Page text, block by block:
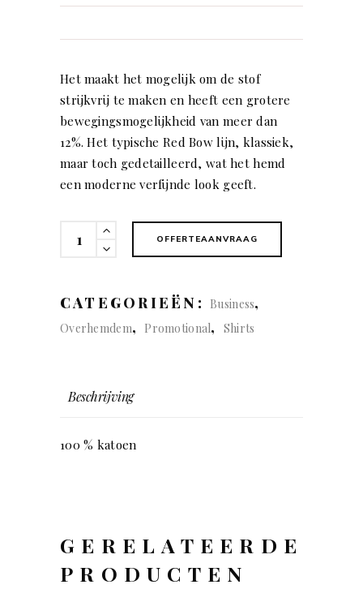
Het maakt het mogelijk om de stof
strijkvrij te maken en heeft een grotere
bewegingsmogelijkheid van meer dan
12%. Het typische Red Bow lijn, klassiek,
maar toch gedetailleerd, wat het hemd
een moderne verfijnde look geeft.
(man)
OFFERTEAANVRAAG
CATEGORIEËN: Business,
Overhemdem, Promotional, Shirts
Beschrijving
100 % katoen
GERELATEERDE
PRODUCTEN